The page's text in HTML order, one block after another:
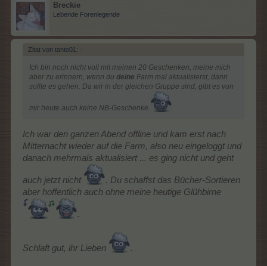
Breckie
Lebende Forenlegende
Zitat von tanto01: ↑
Ich bin noch nicht voll mit meinen 20 Geschenken, meine mich
aber zu erinnern, wenn du deine Farm mal aktualisierst, dann
sollte es gehen. Da wir in der gleichen Gruppe sind, gibt es von
mir heute auch keine NB-Geschenke.
Ich war den ganzen Abend offline und kam erst nach
Mitternacht wieder auf die Farm, also neu eingeloggt und
danach mehrmals aktualisiert ... es ging nicht und geht
auch jetzt nicht
. Du schaffst das Bücher-Sortieren
aber hoffentlich auch ohne meine heutige Glühbirne
.
Schlaft gut, ihr Lieben .